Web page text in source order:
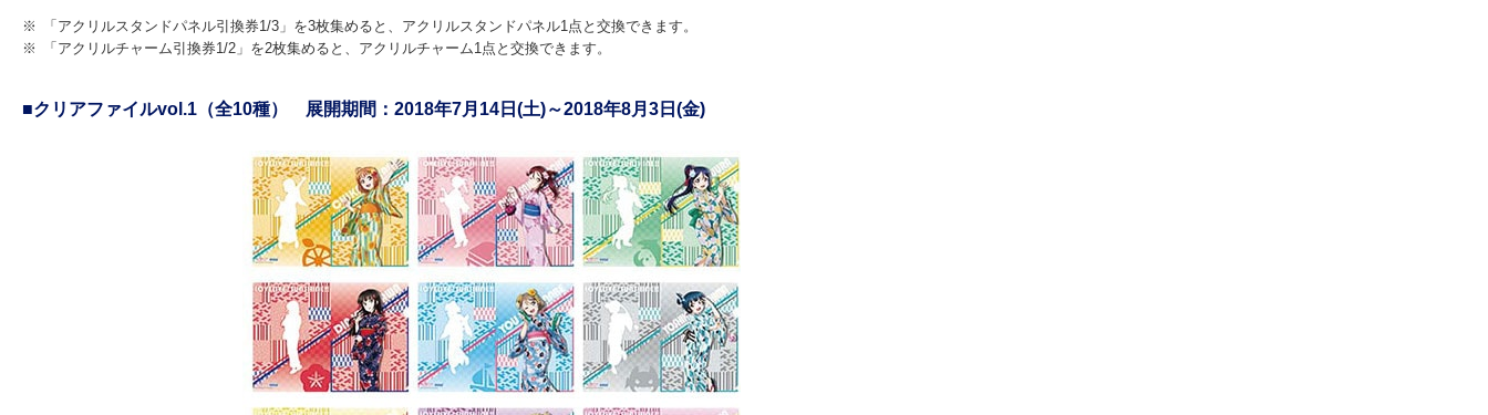
※
「アクリルスタンドパネル引換券1/3」を3枚集めると、アクリルスタンドパネル1点と交換できます。
※
「アクリルチャーム引換券1/2」を2枚集めると、アクリルチャーム1点と交換できます。
■クリアファイルvol.1（全10種） 展開期間：2018年7月14日(土)～2018年8月3日(金)